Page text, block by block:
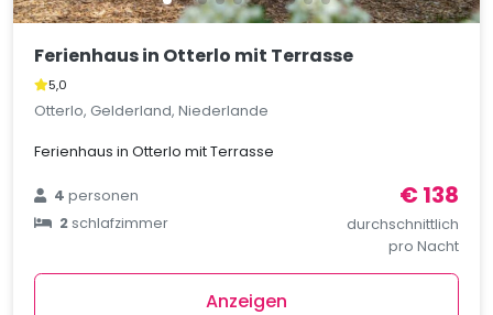
Ferienhaus in Otterlo mit Terrasse
5,0
Otterlo, Gelderland, Niederlande
Ferienhaus in Otterlo mit Terrasse
4personen
2schlafzimmer
€ 138
durchschnittlich
pro Nacht
Anzeigen